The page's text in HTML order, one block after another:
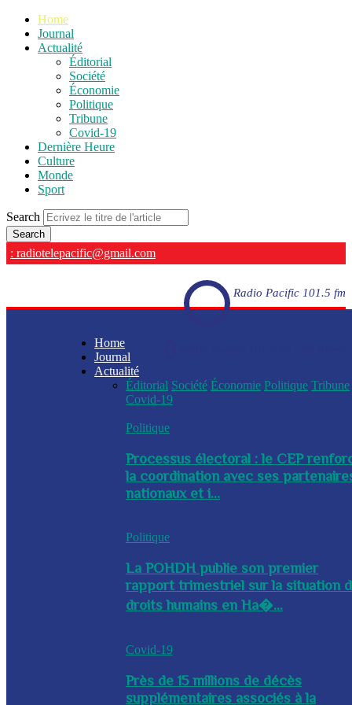
Home
Journal
Actualité
Éditorial
Société
Économie
Politique
Tribune
Covid-19
Dernière Heure
Culture
Monde
Sport
Search
: radiotelepacific@gmail.com
Radio Pacific 101.5 fm
Home
Journal
Actualité
Éditorial Société Économie Politique Tribune
Covid-19
Politique
Processus électoral : le CEP
la coordination avec ses
nationaux et i...
Politique
La POHDH publie son premier
rapport trimestriel sur la situation
droits humains en Ha�...
Covid-19
Près de 15 millions de décès
supplémentaires associés à la